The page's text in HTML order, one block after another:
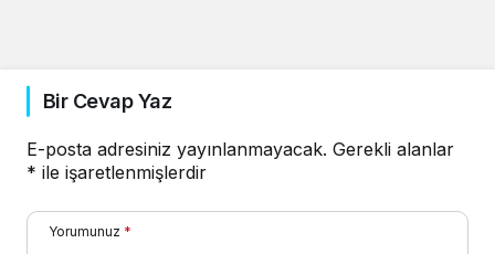
Bir Cevap Yaz
E-posta adresiniz yayınlanmayacak. Gerekli alanlar
* ile işaretlenmişlerdir
Yorumunuz *